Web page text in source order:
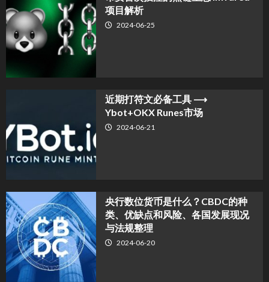
项目解析
2024-06-25
近期打符文必备工具 ⟶
Ybot+OKX Runes市场
2024-06-21
央行数位货币是什么？CBDC的种
类、优缺点和风险、各国发展现况
与法规整理
2024-06-20